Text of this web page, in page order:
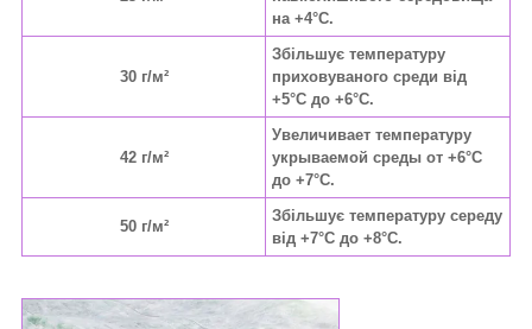
на +4°C.
30 г/м²
Збільшує температуру
приховуваного среди від
+5°C до +6°C.
42 г/м²
Увеличивает температуру
укрываемой среды от +6°C
до +7°C.
50 г/м²
Збільшує температуру середу
від +7°C до +8°C.